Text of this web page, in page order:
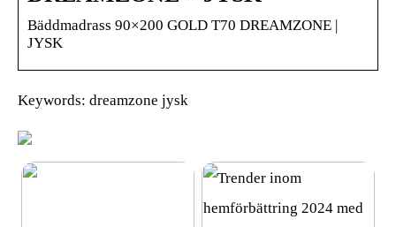
Bäddmadrass 90×200 GOLD T70 DREAMZONE |
JYSK
Keywords: dreamzone jysk